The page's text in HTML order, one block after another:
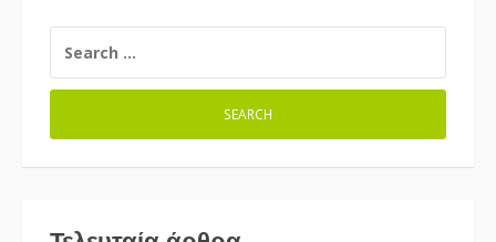
FOR: